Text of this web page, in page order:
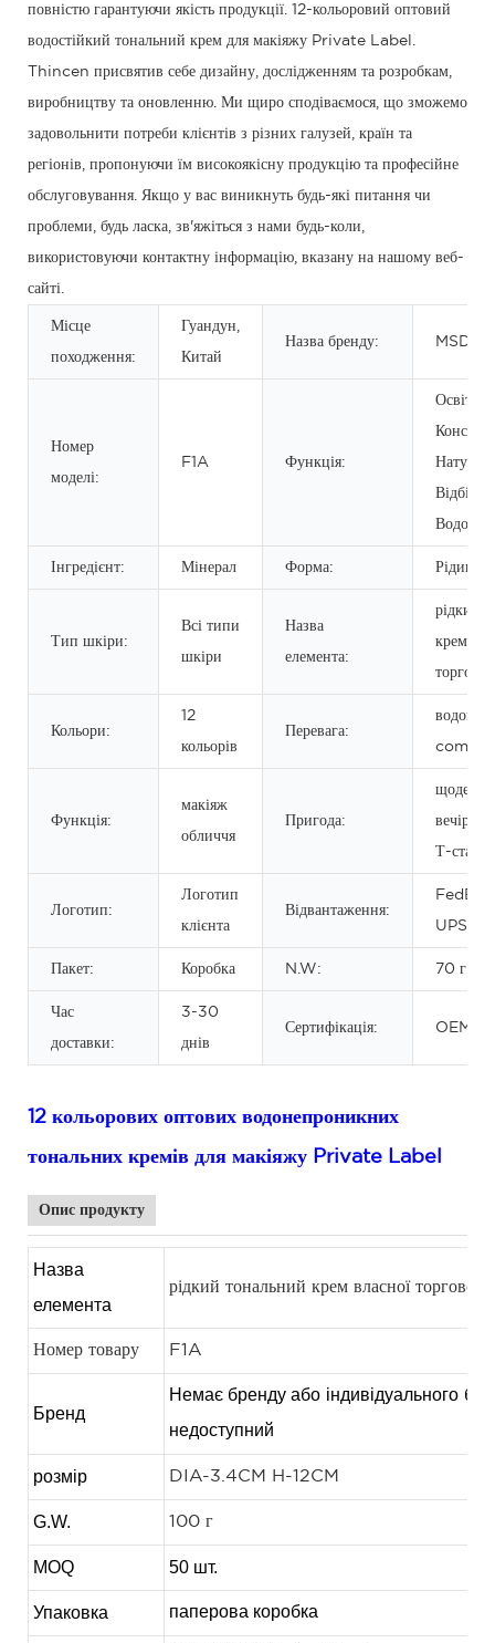
повністю гарантуючи якість продукції. 12-кольоровий оптовий
водостійкий тональний крем для макіяжу Private Label.
Thincen присвятив себе дизайну, дослідженням та розробкам,
виробництву та оновленню. Ми щиро сподіваємося, що зможемо
задовольнити потреби клієнтів з різних галузей, країн та
регіонів, пропонуючи їм високоякісну продукцію та професійне
обслуговування. Якщо у вас виникнуть будь-які питання чи
проблеми, будь ласка, зв'яжіться з нами будь-коли,
використовуючи контактну інформацію, вказану на нашому веб-
сайті.
Місце
походження:
Гуандун,
Китай
Назва бренду: MSDS
Номер
моделі:
F1A Функція:
Інгредієнт: Мінерал Форма: Рідина
Тип шкіри:
Всі типи
шкіри
Назва
елемента:
рідкий
крем
Кольори:
12
кольорів
Перевага:
Функція:
макіяж
обличчя
Пригода: вечірка,
Т-стадія
Логотип:
Логотип
клієнта
Відвантаження:
FedEx
UPS
Пакет: Коробка N.W: 70 г
Час
доставки:
3-30
днів
Сертифікація: OEM/
12 кольорових оптових водонепроникних
тональних кремів для макіяжу Private Label
Опис продукту
Назва
елемента
рідкий тональний крем власної торгової
Номер товару F1A
Бренд
Немає бренду або індивідуального
недоступний
розмір DIA-3.4CM H-12CM
G.W. 100 г
MOQ 50 шт.
Упаковка паперова коробка